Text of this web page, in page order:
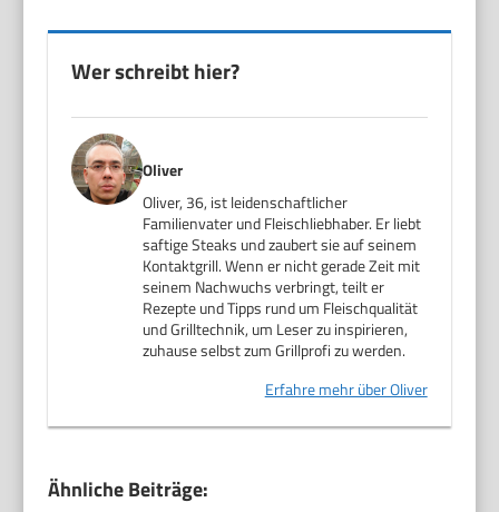
Wer schreibt hier?
Oliver
Oliver, 36, ist leidenschaftlicher
Familienvater und Fleischliebhaber. Er liebt
saftige Steaks und zaubert sie auf seinem
Kontaktgrill. Wenn er nicht gerade Zeit mit
seinem Nachwuchs verbringt, teilt er
Rezepte und Tipps rund um Fleischqualität
und Grilltechnik, um Leser zu inspirieren,
zuhause selbst zum Grillprofi zu werden.
Erfahre mehr über Oliver
Ähnliche Beiträge: